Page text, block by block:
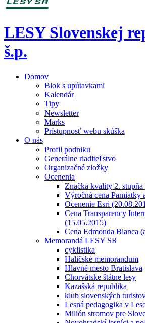
LESY Slovenskej
š.p.
Domov
Blok s upútavkami
Kalendár
Tipy
Newsletter
Marks
Prístupnosť webu skúška
O nás
Profil podniku
Generálne riaditeľstvo
Organizačné zložky
Ocenenia
Značka kvality 2.
Výročná cena Pamiatky
Ocenenie Esri
Cena Transparency
(15.05.2015)
Cena Edmonda Blanca
Memorandá LESY SR
cyklistika
Haličské memorandum
Hlavné mesto Bratislava
Chorvátske štátne lesy
Kazašská republika
klub slovenských
Lesná pedagogika v
Milión stromov pre